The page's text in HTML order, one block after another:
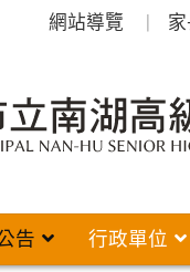
網站導覽
告 行政單位